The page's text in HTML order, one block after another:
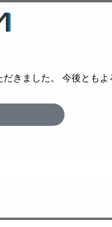
きました。 今後ともよ